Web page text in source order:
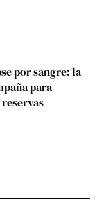
por sangre: la
para